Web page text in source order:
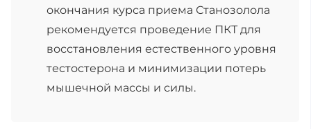
окончания курса приема Станозолола
рекомендуется проведение ПКТ для
восстановления естественного уровня
тестостерона и минимизации потерь
мышечной массы и силы.